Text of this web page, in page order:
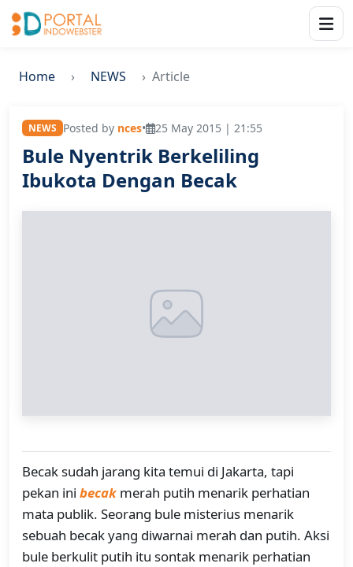
Home NEWS Article
NEWS Posted by nces• 25 May 2015 | 21:55
Bule Nyentrik Berkeliling
Ibukota Dengan Becak
Becak sudah jarang kita temui di Jakarta, tapi
pekan ini becak merah putih menarik perhatian
mata publik. Seorang bule misterius menarik
sebuah becak yang diwarnai merah dan putih. Aksi
bule berkulit putih itu sontak menarik perhatian